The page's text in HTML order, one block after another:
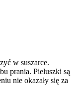
w suszarce.
prania. Pieluszki są
nie okazały się za